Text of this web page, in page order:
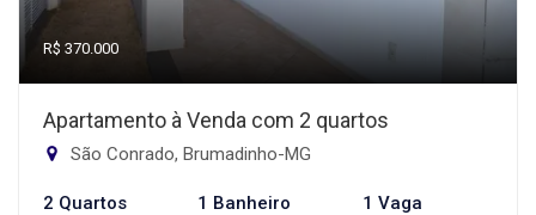
R$ 370.000
Apartamento à Venda com 2 quartos
São Conrado, Brumadinho-MG
2 Quartos 1 Banheiro 1 Vaga